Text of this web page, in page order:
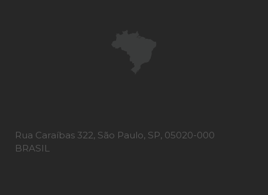
Rua Caraíbas 322, São Paulo, SP, 05020-000
BRASIL